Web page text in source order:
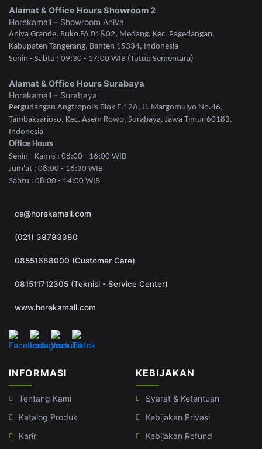
Alamat & Office Hours Showroom 2
Horekamall – Showroom Aniva
Aniva Grande. Ruko FA 01&02, Medang, Kec. Pagedangan,
Kabupaten Tangerang, Banten 15334, Indonesia
Senin - Sabtu : 09:30 - 17:00 WIB (Tutup Sementara)
Alamat & Office Hours Surabaya
Horekamall – Surabaya
Pergudangan Angtropolis Blok E.12A, Jl. Margomulyo No.46,
Tambaksarioso, Kec. Asem Rowo, Surabaya, Jawa Timur 60183,
Indonesia
Office Hours
Senin - Kamis : 08:00 - 16:00 WIB
Jum'at : 08:00 - 16:30 WIB
Sabtu : 08:00 - 14:00 WIB
INFORMASI
Tentang Kami
Katalog Produk
Karir
KEBIJAKAN
Syarat & Ketentuan
Kebijakan Privasi
Kebijakan Refund
cs@horekamall.com
(021) 38783380
08551688000 (Customer Care)
081511712305 (Teknisi - Service Center)
www.horekamall.com